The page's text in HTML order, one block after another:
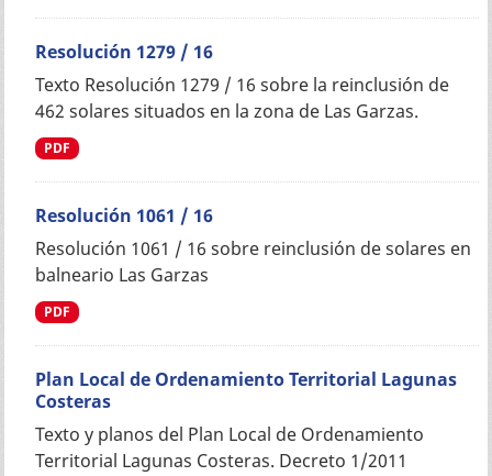
Resolución 1279 / 16
Texto Resolución 1279 / 16 sobre la reinclusión de
462 solares situados en la zona de Las Garzas.
PDF
Resolución 1061 / 16
Resolución 1061 / 16 sobre reinclusión de solares en
balneario Las Garzas
PDF
Plan Local de Ordenamiento Territorial Lagunas
Costeras
Texto y planos del Plan Local de Ordenamiento
Territorial Lagunas Costeras. Decreto 1/2011